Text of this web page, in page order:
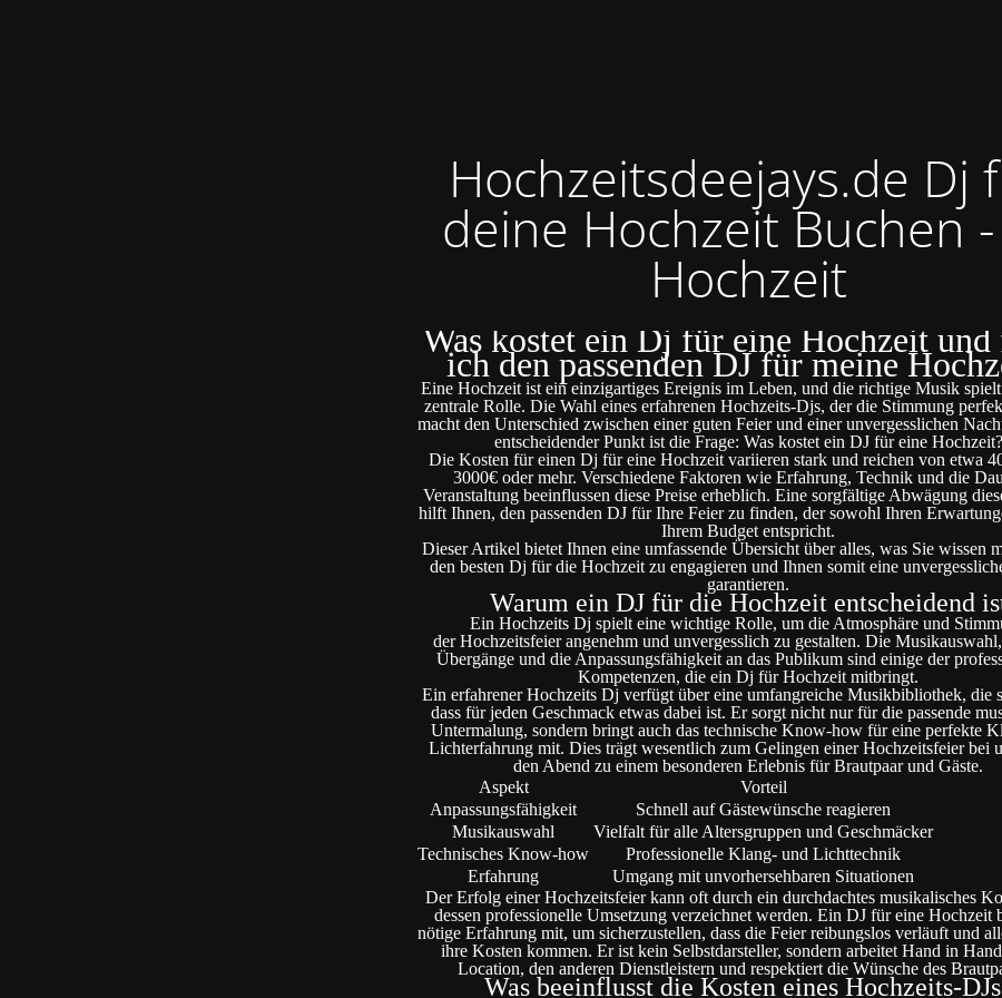
Hochzeitsdeejays.de Dj
deine Hochzeit Buchen
Hochzeit
Was kostet ein Dj für eine Hochzeit und
ich den passenden DJ für meine
Eine Hochzeit ist ein einzigartiges Ereignis im Leben, und die richtige Musik
zentrale Rolle. Die Wahl eines erfahrenen Hochzeits-Djs, der die Stimmung
macht den Unterschied zwischen einer guten Feier und einer unvergesslichen
entscheidender Punkt ist die Frage: Was kostet ein DJ für eine Hochzeit?
Die Kosten für einen Dj für eine Hochzeit variieren stark und reichen von etwa
3000€ oder mehr. Verschiedene Faktoren wie Erfahrung, Technik und die
Veranstaltung beeinflussen diese Preise erheblich. Eine sorgfältige Abwägung
hilft Ihnen, den passenden DJ für Ihre Feier zu finden, der sowohl Ihren
Ihrem Budget entspricht.
Dieser Artikel bietet Ihnen eine umfassende Übersicht über alles, was Sie wissen
den besten Dj für die Hochzeit zu engagieren und Ihnen somit eine
garantieren.
Warum ein DJ für die Hochzeit entscheidend
Ein Hochzeits Dj spielt eine wichtige Rolle, um die Atmosphäre und
der Hochzeitsfeier angenehm und unvergesslich zu gestalten. Die
Übergänge und die Anpassungsfähigkeit an das Publikum sind einige der
Kompetenzen, die ein Dj für Hochzeit mitbringt.
Ein erfahrener Hochzeits Dj verfügt über eine umfangreiche Musikbibliothek, die
dass für jeden Geschmack etwas dabei ist. Er sorgt nicht nur für die passende
Untermalung, sondern bringt auch das technische Know-how für eine perfekte
Lichterfahrung mit. Dies trägt wesentlich zum Gelingen einer Hochzeitsfeier bei
den Abend zu einem besonderen Erlebnis für Brautpaar und Gäste.
Aspekt
Vorteil
Anpassungsfähigkeit
Schnell auf Gästewünsche reagieren
Musikauswahl
Vielfalt für alle Altersgruppen und Geschmäcker
Technisches Know-how
Professionelle Klang- und Lichttechnik
Erfahrung
Umgang mit unvorhersehbaren Situationen
Der Erfolg einer Hochzeitsfeier kann oft durch ein durchdachtes musikalisches
dessen professionelle Umsetzung verzeichnet werden. Ein DJ für eine Hochzeit
nötige Erfahrung mit, um sicherzustellen, dass die Feier reibungslos verläuft und
ihre Kosten kommen. Er ist kein Selbstdarsteller, sondern arbeitet Hand in
Location, den anderen Dienstleistern und respektiert die Wünsche des
Was beeinflusst die Kosten eines Hochzeits-